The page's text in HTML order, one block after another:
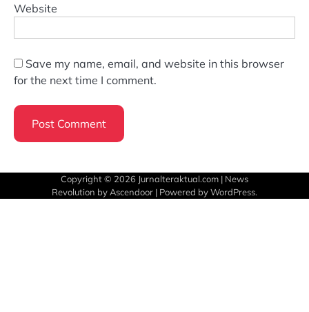
Website
Save my name, email, and website in this browser
for the next time I comment.
Copyright © 2026 Jurnalteraktual.com | News
Revolution byAscendoor | Powered byWordPress.